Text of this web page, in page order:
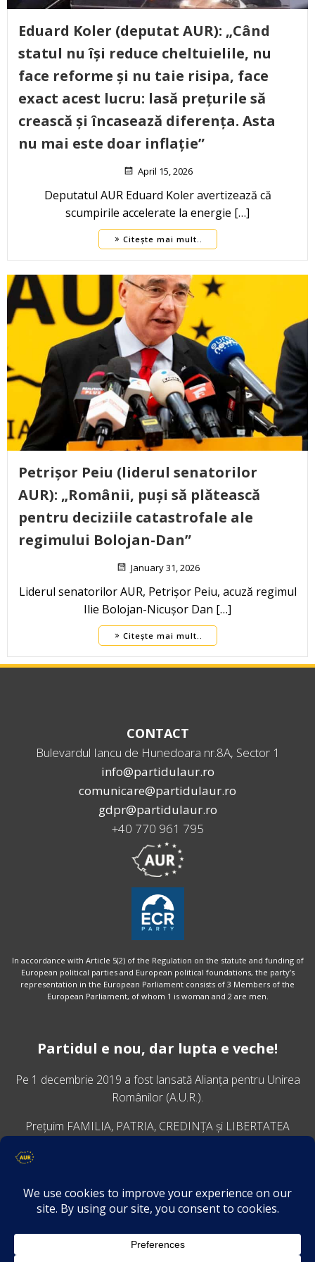
Eduard Koler (deputat AUR): „Când
statul nu își reduce cheltuielile, nu
face reforme și nu taie risipa, face
exact acest lucru: lasă prețurile să
crească și încasează diferența. Asta
nu mai este doar inflație”
April 15, 2026
Deputatul AUR Eduard Koler avertizează că
scumpirile accelerate la energie […]
Citește mai mult..
Petrișor Peiu (liderul senatorilor
AUR): „Românii, puși să plătească
pentru deciziile catastrofale ale
regimului Bolojan-Dan”
January 31, 2026
Liderul senatorilor AUR, Petrișor Peiu, acuză regimul
Ilie Bolojan-Nicușor Dan […]
Citește mai mult..
CONTACT
Bulevardul Iancu de Hunedoara nr.8A, Sector 1
info@partidulaur.ro
comunicare@partidulaur.ro
gdpr@partidulaur.ro
+40 770 961 795
In accordance with Article 5(2) of the Regulation on the statute and funding of
European political parties and European political foundations, the party’s
representation in the European Parliament consists of 3 Members of the
European Parliament, of whom 1 is woman and 2 are men.
Partidul e nou, dar lupta e veche!
Pe 1 decembrie 2019 a fost lansatăAlianța pentru Unirea
Românilor (A.U.R.).
Prețuim FAMILIA, PATRIA, CREDINȚA și LIBERTATEA
VINO ALĂTURI DE NOI
Descarcă aplicația Platforma AUR